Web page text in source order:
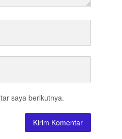
saya berikutnya.